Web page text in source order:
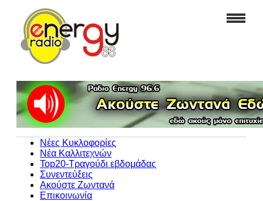
Νέες Κυκλοφορίες
Νέα Καλλιτεχνών
Top20-Τραγούδι εβδομάδας
Συνεντεύξεις
Ακούστε Ζωντανά
Επικοινωνία